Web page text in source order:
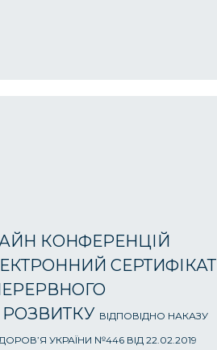
КОНФЕРЕНЦІЙ
СЕРТИФІКАТ
ВІДПОВІДНО НАКАЗУ
УКРАЇНИ №446 ВІД 22.02.2019